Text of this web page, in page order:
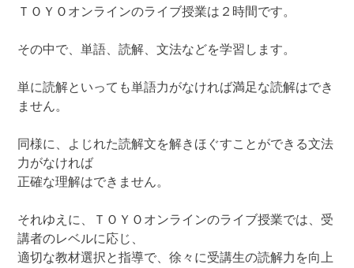
ＴＯＹＯオンラインのライブ授業は２時間です。
その中で、単語、読解、文法などを学習します。
単に読解といっても単語力がなければ満足な読解はでき
ません。
同様に、よじれた読解文を解きほぐすことができる文法
力がなければ
正確な理解はできません。
それゆえに、ＴＯＹＯオンラインのライブ授業では、受
講者のレベルに応じ、
適切な教材選択と指導で、徐々に受講生の読解力を向上